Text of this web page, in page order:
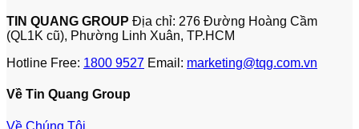
TIN QUANG GROUP Địa chỉ: 276 Đường Hoàng Cầm
(QL1K cũ), Phường Linh Xuân, TP.HCM
Hotline Free: 1800 9527 Email: marketing@tqg.com.vn
Về Tin Quang Group
Về Chúng Tôi